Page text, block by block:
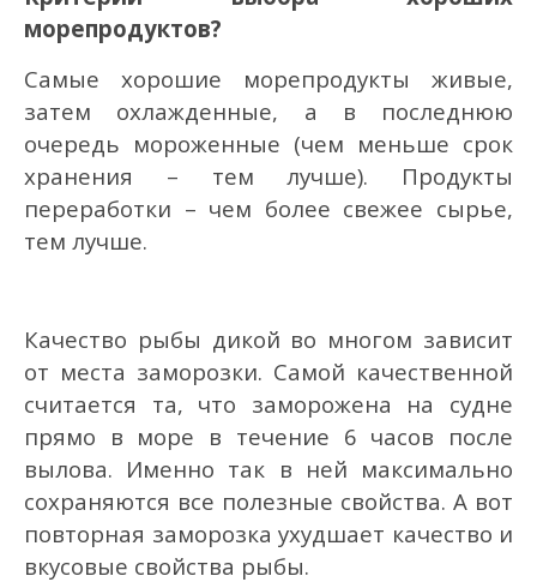
морепродуктов?
Самые хорошие морепродукты живые,
затем охлажденные, а в последнюю
очередь мороженные (чем меньше срок
хранения – тем лучше). Продукты
переработки – чем более свежее сырье,
тем лучше.
Качество рыбы дикой во многом зависит
от места заморозки. Самой качественной
считается та, что заморожена на судне
прямо в море в течение 6 часов после
вылова. Именно так в ней максимально
сохраняются все полезные свойства. А вот
повторная заморозка ухудшает качество и
вкусовые свойства рыбы.